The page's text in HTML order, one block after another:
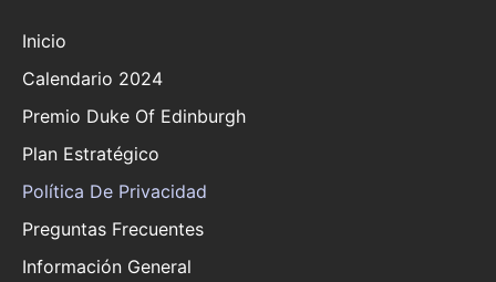
Inicio
Calendario 2024
Premio Duke Of Edinburgh
Plan Estratégico
Política De Privacidad
Preguntas Frecuentes
Información General